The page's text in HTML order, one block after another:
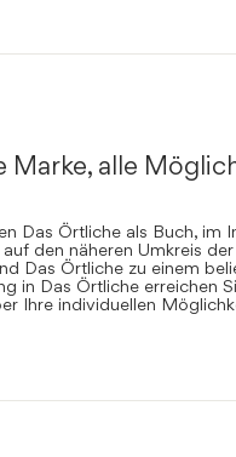
Marke, alle
Das Örtliche als Buch, im
den näheren Umkreis
Das Örtliche zu einem
in Das Örtliche erreichen
Ihre individuellen